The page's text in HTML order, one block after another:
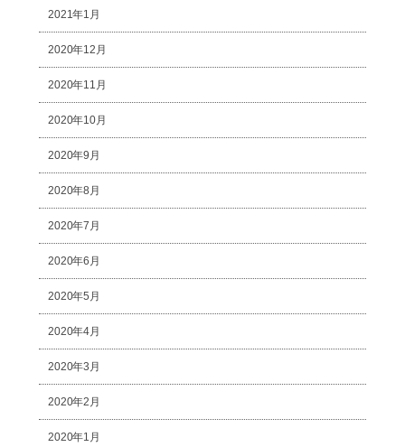
2021年1月
2020年12月
2020年11月
2020年10月
2020年9月
2020年8月
2020年7月
2020年6月
2020年5月
2020年4月
2020年3月
2020年2月
2020年1月